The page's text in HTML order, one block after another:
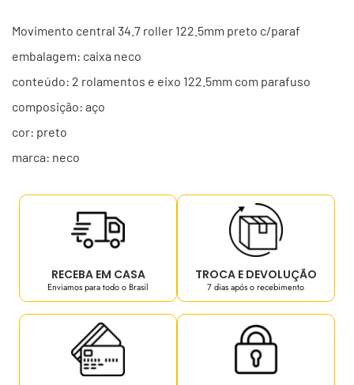
Movimento central 34.7 roller 122.5mm preto c/paraf
embalagem: caixa neco
conteúdo: 2 rolamentos e eixo 122.5mm com parafuso
composição: aço
cor: preto
marca: neco
RECEBA EM CASA
Enviamos para todo o Brasil
TROCA E DEVOLUÇÃO
7 dias após o recebimento